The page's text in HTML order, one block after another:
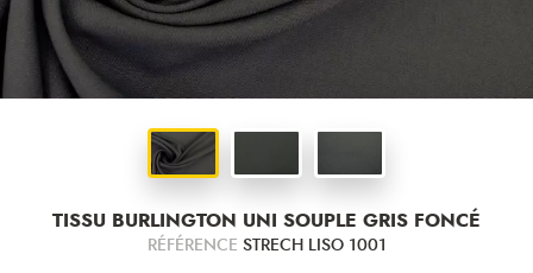
TISSU BURLINGTON UNI SOUPLE GRIS FONCÉ
RÉFÉRENCE STRECH LISO 1001